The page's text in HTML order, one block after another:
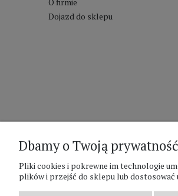
O firmie
Dojazd do sklepu
Dbamy o Twoją prywatność
Pliki cookies i pokrewne im technologie
plików i przejść do sklepu lub dostosować